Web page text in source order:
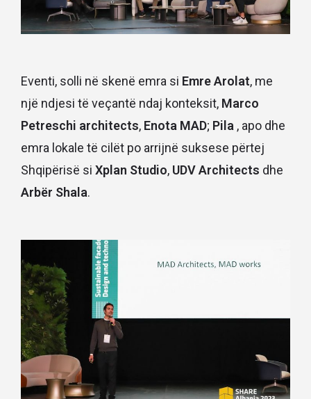
Eventi, solli në skenë emra si Emre Arolat, me
një ndjesi të veçantë ndaj konteksit, Marco
Petreschi architects, Enota MAD; Pila , apo dhe
emra lokale të cilët po arrijnë suksese përtej
Shqipërisë si Xplan Studio, UDV Architects dhe
Arbër Shala.